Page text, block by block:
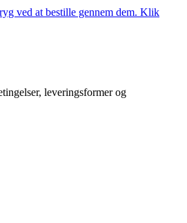
ved at bestille gennem dem. Klik
leveringsformer og